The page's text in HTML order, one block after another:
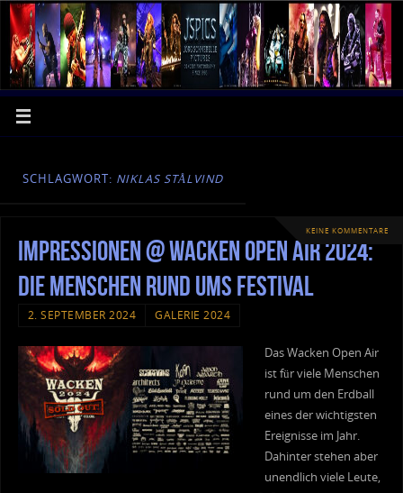
SCHLAGWORT: NIKLAS STÅLVIND
KEINE KOMMENTARE
Impressionen @ Wacken Open Air 2024:
die Menschen rund ums Festival
2. SEPTEMBER 2024 GALERIE 2024
Das Wacken Open Air
ist für viele Menschen
rund um den Erdball
eines der wichtigsten
Ereignisse im Jahr.
Dahinter stehen aber
unendlich viele Leute,